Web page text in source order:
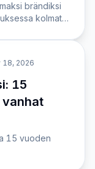
brändiksi
kolmatta
18, 2026
15
15 vuoden